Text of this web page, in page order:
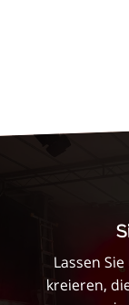
Lassen
kreieren,